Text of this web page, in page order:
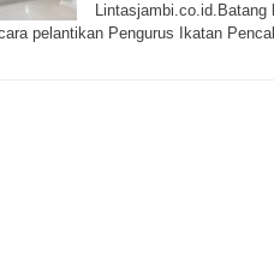
Lintasjambi.co.id.Batang
pelantikan Pengurus Ikatan